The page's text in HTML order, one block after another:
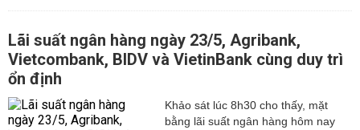
Lãi suất ngân hàng ngày 23/5, Agribank,
Vietcombank, BIDV và VietinBank cùng duy trì
ổn định
Khảo sát lúc 8h30 cho thấy, mặt
bằng lãi suất ngân hàng hôm nay